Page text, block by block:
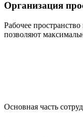
Организация
Рабочее
позволяют
Основная часть